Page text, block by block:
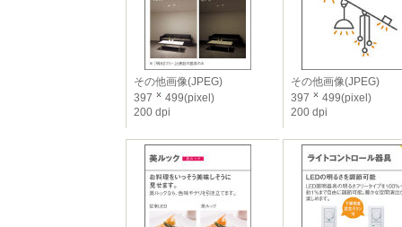
その他画像(JPEG)
397
499(pixel)
200 dpi
その他画像(JPEG)
397
499(pixel)
200 dpi